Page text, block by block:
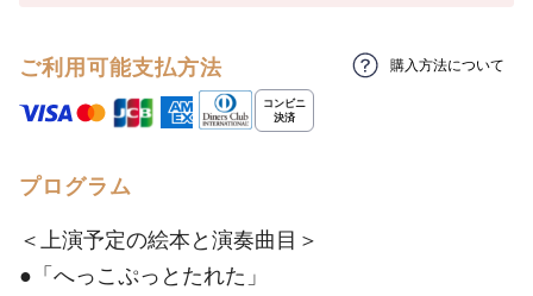
ご利用可能支払方法 購入方法について
プログラム
＜上演予定の絵本と演奏曲目＞
●「へっこぷっとたれた」